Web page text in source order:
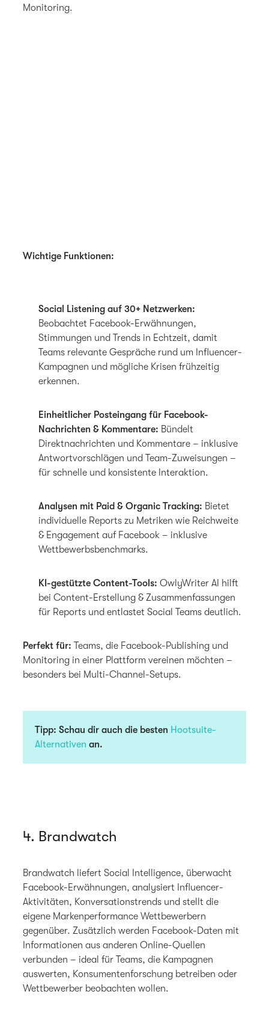
Monitoring.
Wichtige Funktionen:
Social Listening auf 30+ Netzwerken:
Beobachtet Facebook-Erwähnungen,
Stimmungen und Trends in Echtzeit, damit
Teams relevante Gespräche rund um Influencer-
Kampagnen und mögliche Krisen frühzeitig
erkennen.
Einheitlicher Posteingang für Facebook-
Nachrichten & Kommentare: Bündelt
Direktnachrichten und Kommentare – inklusive
Antwortvorschlägen und Team-Zuweisungen –
für schnelle und konsistente Interaktion.
Analysen mit Paid & Organic Tracking: Bietet
individuelle Reports zu Metriken wie Reichweite
& Engagement auf Facebook – inklusive
Wettbewerbsbenchmarks.
KI-gestützte Content-Tools: OwlyWriter AI hilft
bei Content-Erstellung & Zusammenfassungen
für Reports und entlastet Social Teams deutlich.
Perfekt für: Teams, die Facebook-Publishing und
Monitoring in einer Plattform vereinen möchten –
besonders bei Multi-Channel-Setups.
Tipp: Schau dir auch die besten Hootsuite-
Alternativen an.
4. Brandwatch
Brandwatch liefert Social Intelligence, überwacht
Facebook-Erwähnungen, analysiert Influencer-
Aktivitäten, Konversationstrends und stellt die
eigene Markenperformance Wettbewerbern
gegenüber. Zusätzlich werden Facebook-Daten mit
Informationen aus anderen Online-Quellen
verbunden – ideal für Teams, die Kampagnen
auswerten, Konsumentenforschung betreiben oder
Wettbewerber beobachten wollen.